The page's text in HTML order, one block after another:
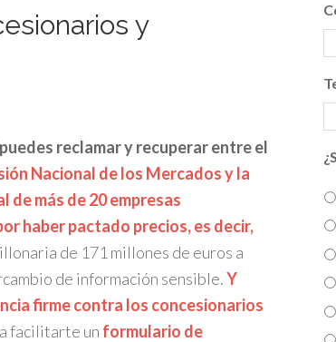
y
reclamar y recuperar entre el
Nacional de los Mercados y la
de más de 20 empresas
haber pactado precios, es decir,
de 171 millones de euros a
de información sensible.Y
firme contra los concesionarios
facilitarte un formulario de